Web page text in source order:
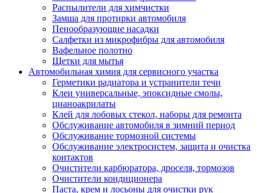
Распылители для химчистки
Замша для протирки автомобиля
Пенообразующие насадки
Салфетки из микрофибры для автомобиля
Вафельное полотно
Щетки для мытья
Автомобильная химия для сервисного участка
Герметики радиатора и устранители течи
Клеи универсальные, эпоксидные смолы,
цианоакрилаты
Клей для лобовых стекол, наборы для ремонта
Обслуживание автомобиля в зимний период
Обслуживание тормозной системы
Обслуживание электросистем, защита и очистка
контактов
Очистители карбюратора, дроселя, тормозов
Очистители кондиционера
Паста, крем и лосьоны для очистки рук